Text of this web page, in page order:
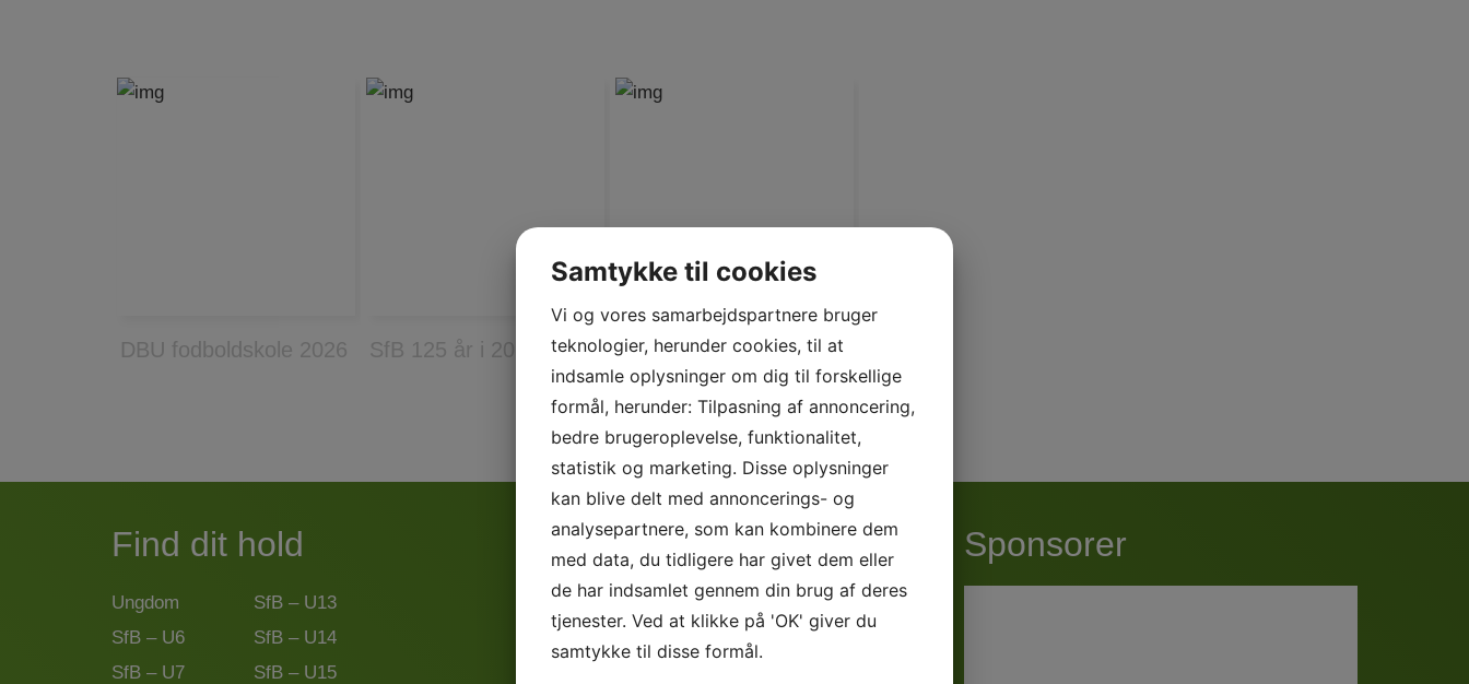
DBU fodboldskole 2026 SfB 125 år i 2026
Vi er SfB – et galleri af
alt det, vi er
Find dit hold
Ungdom
SfB – U6
SfB – U7
SfB – U13
SfB – U14
SfB – U15
Senior - Danmarksserien
Senior Serie 1
Sponsorer
Samtykke til cookies
Vi og vores samarbejdspartnere bruger
teknologier, herunder cookies, til at
indsamle oplysninger om dig til forskellige
formål, herunder: Tilpasning af annoncering,
bedre brugeroplevelse, funktionalitet,
statistik og marketing. Disse oplysninger
kan blive delt med annoncerings- og
analysepartnere, som kan kombinere dem
med data, du tidligere har givet dem eller
de har indsamlet gennem din brug af deres
tjenester. Ved at klikke på 'OK' giver du
samtykke til disse formål.